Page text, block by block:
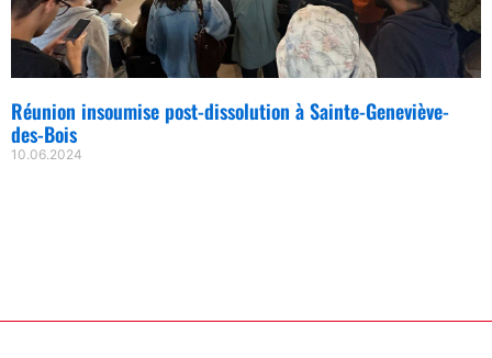
Réunion insoumise post-dissolution à Sainte-Geneviève-
des-Bois
10.06.2024